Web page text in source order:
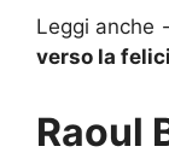
Leggi anche
verso la
Raoul